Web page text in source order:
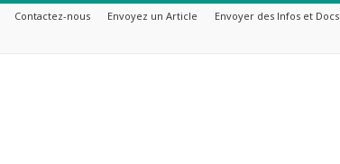
Contactez-nous Envoyez un Article Envoyer des Infos et Docs